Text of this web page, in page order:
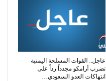
عاجل.. القوات المسلحة اليمنية
تضرب أرامكو مجدداً رداً على
انتهاكات العدو السعودي…